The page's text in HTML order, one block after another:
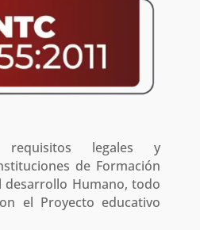
requisitos legales y
de Formación
desarrollo Humano, todo
el Proyecto educativo